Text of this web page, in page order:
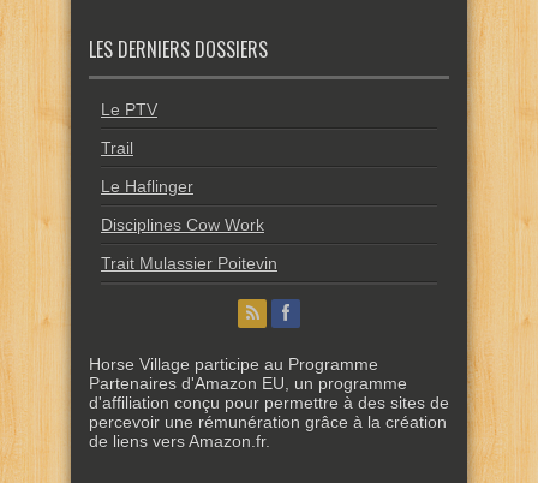
LES DERNIERS DOSSIERS
Le PTV
Trail
Le Haflinger
Disciplines Cow Work
Trait Mulassier Poitevin
Horse Village participe au Programme
Partenaires d'Amazon EU, un programme
d'affiliation conçu pour permettre à des sites de
percevoir une rémunération grâce à la création
de liens vers Amazon.fr.